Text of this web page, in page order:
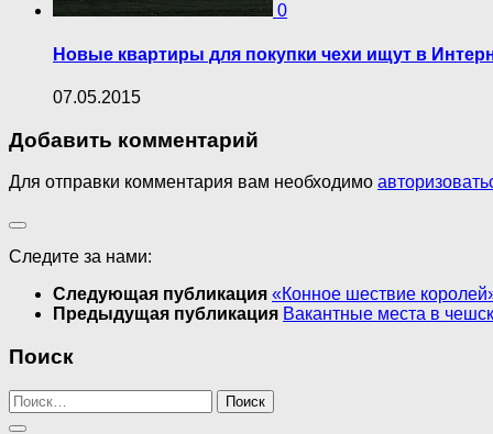
0
Новые квартиры для покупки чехи ищут в
07.05.2015
Добавить комментарий
Для отправки комментария вам необходимо
Следите за нами:
Следующая публикация «Конное шествие
Предыдущая публикация Вакантные места в
Поиск
Найти: